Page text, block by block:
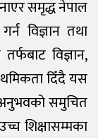
समृद्ध नेपाल
विज्ञान तथा
विज्ञान,
दिँदै यस
अनुभवको समुचित
शिक्षासम्मका